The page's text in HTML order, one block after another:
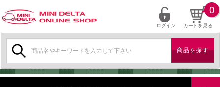
ログイン カートを見る
0
索: